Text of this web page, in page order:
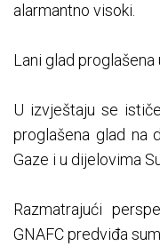
alarmantno visoki.
Lani glad proglašena
U izvještaju se
proglašena glad na
Gaze i u dijelovima
Razmatrajući
GNAFC predviđa